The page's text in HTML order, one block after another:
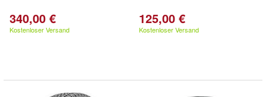
340,00 €
Kostenloser Versand
125,00 €
Kostenloser Versand